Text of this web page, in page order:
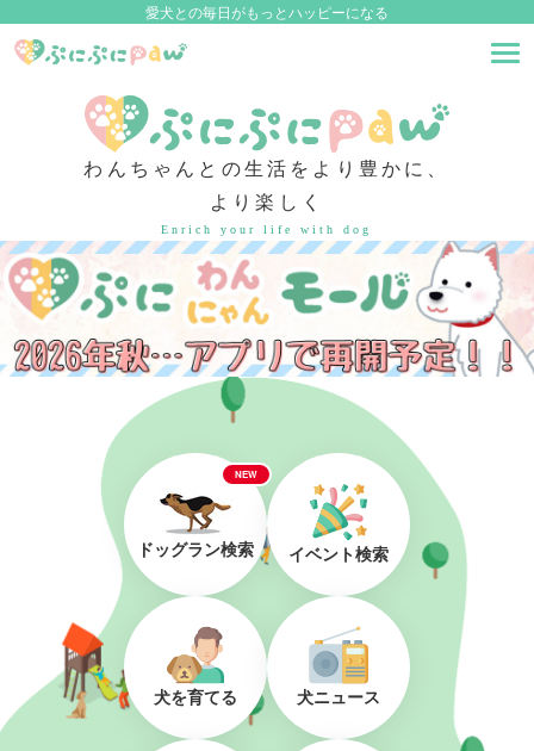
愛犬との毎日がもっとハッピーになる
わんちゃんとの生活をより豊かに、
より楽しく
Enrich your life with dog
NEW
ドッグラン検索 イベント検索
犬を育てる 犬ニュース